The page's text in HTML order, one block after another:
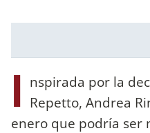
I nspirada por la
Repetto, Andrea
enero que podría ser